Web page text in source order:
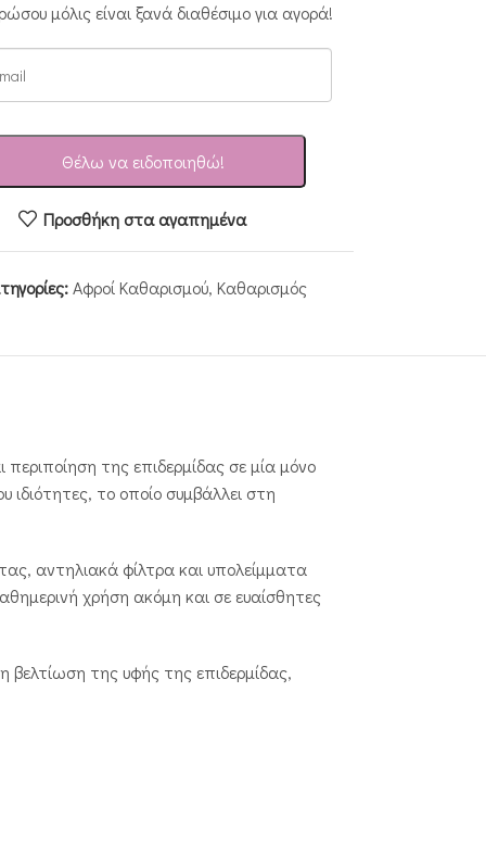
μόλις είναι ξανά διαθέσιμο για αγορά!
Θέλω να ειδοποιηθώ!
Προσθήκη στα αγαπημένα
Αφροί Καθαρισμού, Καθαρισμός
της επιδερμίδας σε μία μόνο
ιδιότητες, το οποίο συμβάλλει στη
αντηλιακά φίλτρα και υπολείμματα
χρήση ακόμη και σε ευαίσθητες
της υφής της επιδερμίδας,